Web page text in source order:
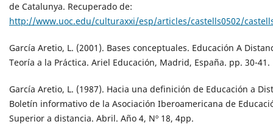
de Catalunya. Recuperado de:
http://www.uoc.edu/culturaxxi/esp/articles/castells0502/
García Aretio, L. (2001). Bases conceptuales. Educación A
Teoría a la Práctica. Ariel Educación, Madrid, España. pp. 30-41.
García Aretio, L. (1987). Hacia una definición de Educación a
Boletín informativo de la Asociación Iberoamericana de
Superior a distancia. Abril. Año 4, Nº 18, 4pp.